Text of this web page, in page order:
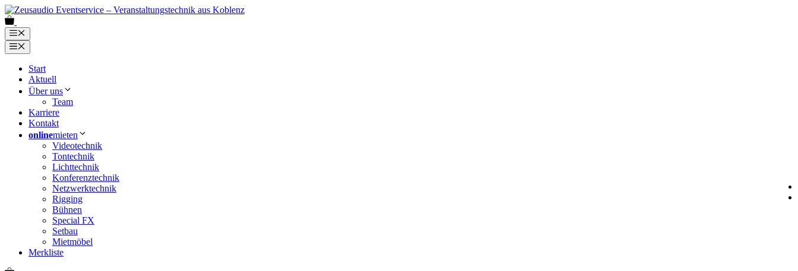
Zum
Inhalt
springenMenü
Menü
Start
Aktuell
Über uns
Team
Karriere
Kontakt
onlinemieten
Videotechnik
Tontechnik
Lichttechnik
Konferenztechnik
Netzwerktechnik
Rigging
Bühnen
Special FX
Setbau
Mietmöbel
Merkliste